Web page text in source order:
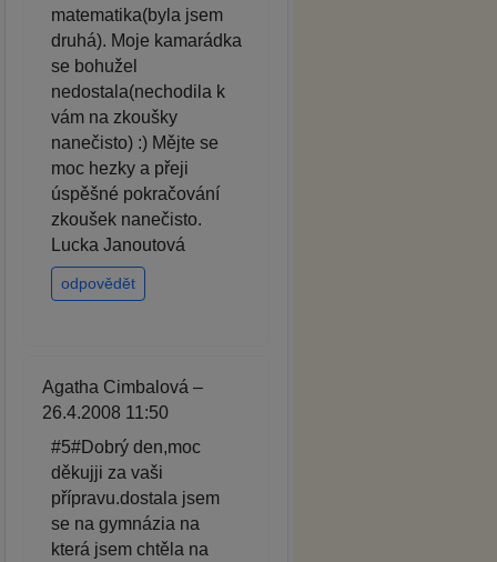
matematika(byla jsem
druhá). Moje kamarádka
se bohužel
nedostala(nechodila k
vám na zkoušky
nanečisto) :) Mějte se
moc hezky a přeji
úspěšné pokračování
zkoušek nanečisto.
Lucka Janoutová
odpovědět
Agatha Cimbalová –
26.4.2008 11:50
#5#Dobrý den,moc
děkujji za vaši
přípravu.dostala jsem
se na gymnázia na
která jsem chtěla na